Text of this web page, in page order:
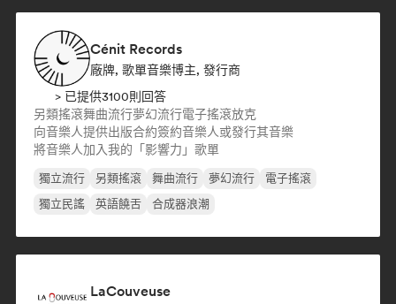
Cénit Records
廠牌, 歌單音樂博主, 發行商
> 已提供3100則回答
另類搖滾舞曲流行夢幻流行電子搖滾放克
向音樂人提供出版合約簽約音樂人或發行其音樂
將音樂人加入我的「影響力」歌單
獨立流行 另類搖滾 舞曲流行 夢幻流行
電子搖滾
獨立民謠
英語饒舌 合成器浪潮
LaCouveuse